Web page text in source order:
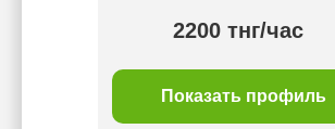
2200 тнг/час
Показать профиль